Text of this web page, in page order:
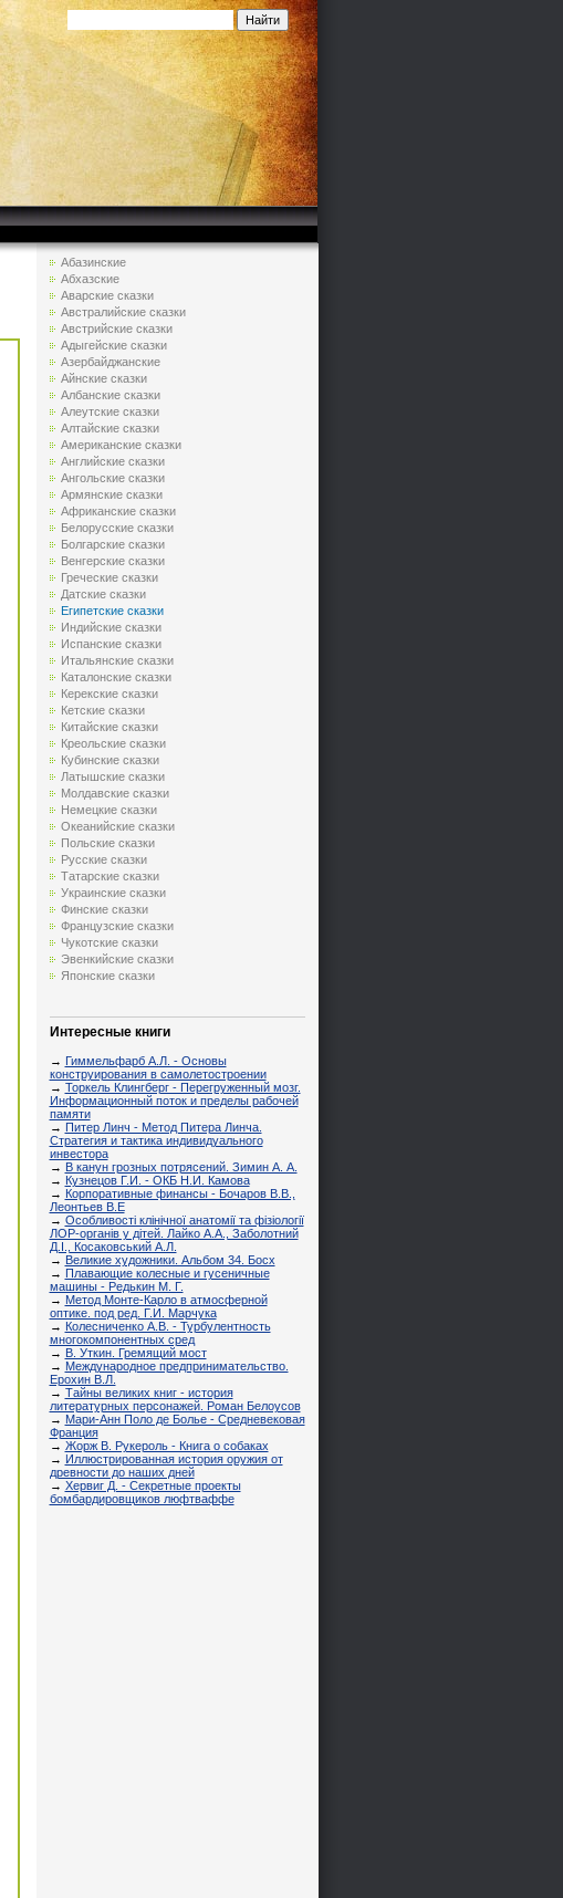
Абазинские
Абхазские
Аварские сказки
Австралийские сказки
Австрийские сказки
Адыгейские сказки
Азербайджанские
Айнские сказки
Албанские сказки
Алеутские сказки
Алтайские сказки
Американские сказки
Английские сказки
Ангольские сказки
Армянские сказки
Африканские сказки
Белорусские сказки
Болгарские сказки
Венгерские сказки
Греческие сказки
Датские сказки
Египетские сказки
Индийские сказки
Испанские сказки
Итальянские сказки
Каталонские сказки
Керекские сказки
Кетские сказки
Китайские сказки
Креольские сказки
Кубинские сказки
Латышские сказки
Молдавские сказки
Немецкие сказки
Океанийские сказки
Польские сказки
Русские сказки
Татарские сказки
Украинские сказки
Финские сказки
Французские сказки
Чукотские сказки
Эвенкийские сказки
Японские сказки
Интересные книги
→ Гиммельфарб А.Л. - Основы
конструирования в самолетостроении
→ Торкель Клингберг - Перегруженный мозг.
Информационный поток и пределы рабочей
памяти
→ Питер Линч - Метод Питера Линча.
Стратегия и тактика индивидуального
инвестора
→ В канун грозных потрясений. Зимин А. А.
→ Кузнецов Г.И. - ОКБ Н.И. Камова
→ Корпоративные финансы - Бочаров В.В.,
Леонтьев В.Е
→ Особливості клінічної анатомії та фізіології
ЛОР-органів у дітей. Лайко А.А., Заболотний
Д.І., Косаковський А.Л.
→ Великие художники. Альбом 34. Босх
→ Плавающие колесные и гусеничные
машины - Редькин М. Г.
→ Метод Монте-Карло в атмосферной
оптике. под ред. Г.И. Марчука
→ Колесниченко А.В. - Турбулентность
многокомпонентных сред
→ В. Уткин. Гремящий мост
→ Международное предпринимательство.
Ерохин В.Л.
→ Тайны великих книг - история
литературных персонажей. Роман Белоусов
→ Мари-Анн Поло де Болье - Средневековая
Франция
→ Жорж В. Рукероль - Книга о собаках
→ Иллюстрированная история оружия от
древности до наших дней
→ Хервиг Д. - Секретные проекты
бомбардировщиков люфтваффе